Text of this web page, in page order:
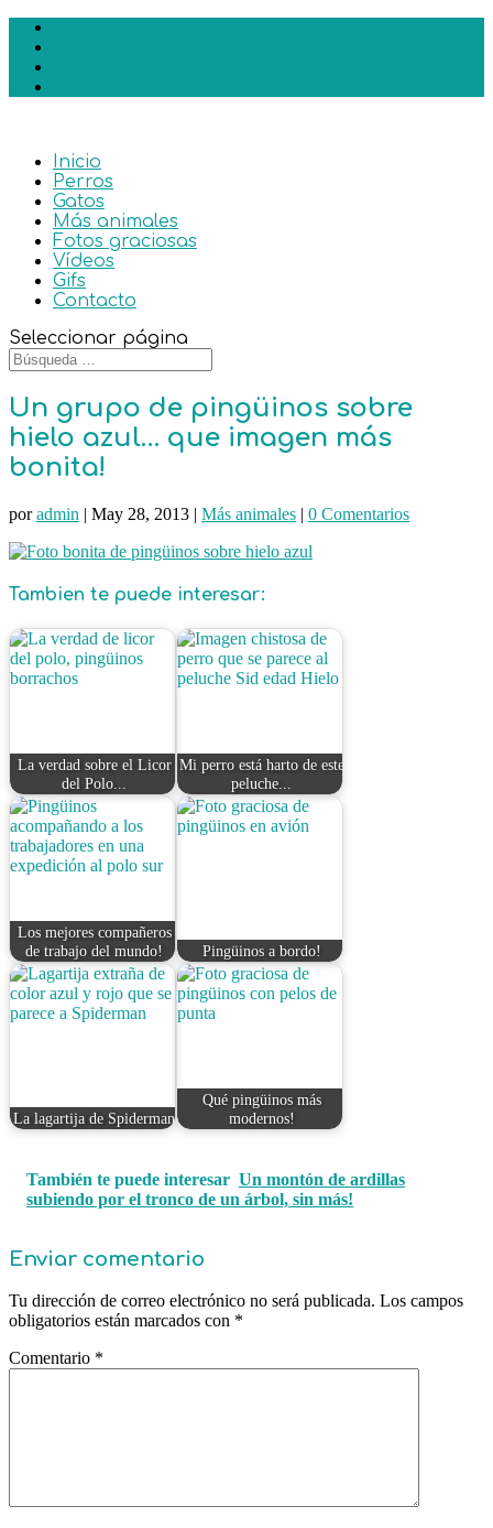
Inicio
Perros
Gatos
Más animales
Fotos graciosas
Vídeos
Gifs
Contacto
Seleccionar página
Un grupo de pingüinos sobre
hielo azul… que imagen más
bonita!
poradmin | May 28, 2013 | Más animales | 0 Comentarios
Tambien te puede interesar:
La verdad sobre el Licor
del Polo...
Mi perro está harto de este
peluche...
Los mejores compañeros
de trabajo del mundo!
Pingüinos a bordo!
La lagartija de Spiderman
Qué pingüinos más
modernos!
También te puede interesar Un montón de ardillas
subiendo por el tronco de un árbol, sin más!
Enviar comentario
Tu dirección de correo electrónico no será publicada. Los campos
obligatorios están marcados con *
Comentario *